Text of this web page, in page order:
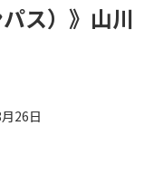
ス）》山川
26日